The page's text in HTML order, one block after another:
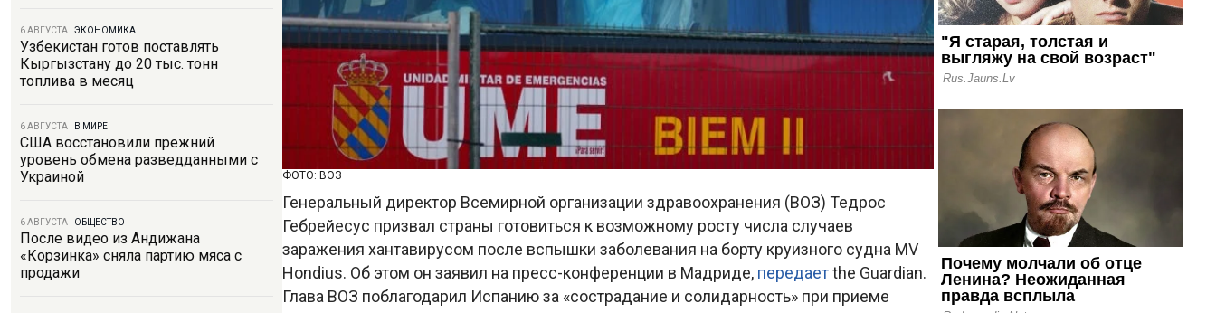
6 АВГУСТА ЭКОНОМИКА
Узбекистан готов поставлять
Кыргызстану до 20 тыс. тонн
топлива в месяц
6 АВГУСТА В МИРЕ
США восстановили прежний
уровень обмена разведданными с
Украиной
6 АВГУСТА ОБЩЕСТВО
После видео из Андижана
«Корзинка» сняла партию мяса с
продажи
ФОТО: ВОЗ
Генеральный директор Всемирной организации здравоохранения (ВОЗ) Тедрос
Гебрейесус призвал страны готовиться к возможному росту числа случаев
заражения хантавирусом после вспышки заболевания на борту круизного судна MV
Hondius. Об этом он заявил на пресс-конференции в Мадриде, передаетthe Guardian.
Глава ВОЗ поблагодарил Испанию за «сострадание и солидарность» при приеме